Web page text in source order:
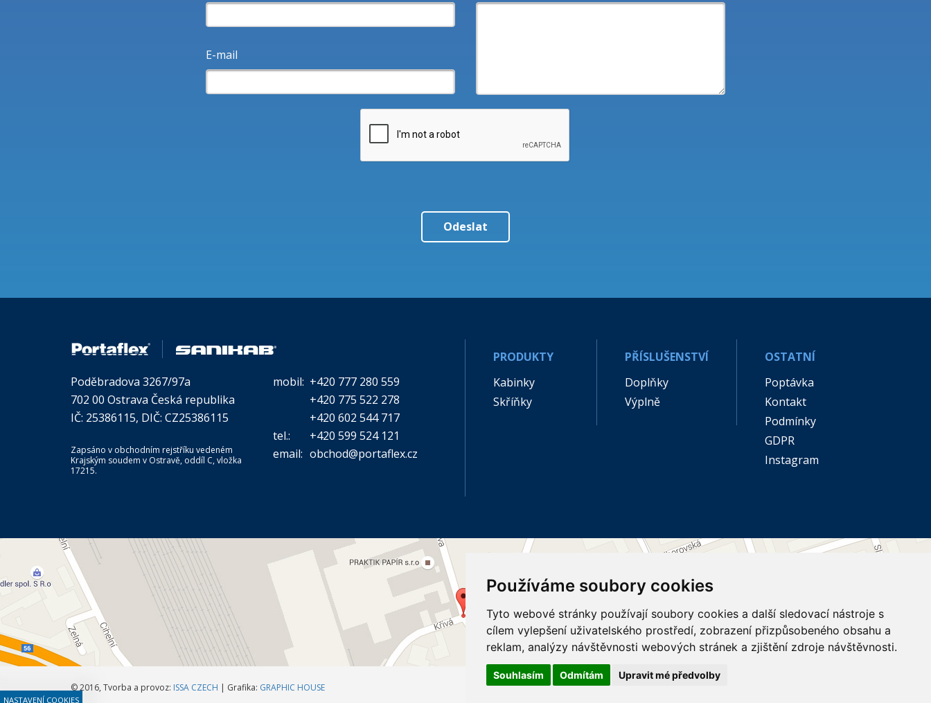
Používáme soubory cookies
Tyto webové stránky používají soubory cookies a další sledovací nástroje s
cílem vylepšení uživatelského prostředí, zobrazení přizpůsobeného obsahu a
reklam, analýzy návštěvnosti webových stránek a zjištění zdroje návštěvnosti.
Souhlasím Odmítám Upravit mé předvolby
NASTAVENÍ COOKIES
E-mail
Poděbradova 3267/97a
702 00 Ostrava Česká republika
IČ: 25386115, DIČ: CZ25386115
Zapsáno v obchodním rejstříku vedeném
Krajským soudem v Ostravě, oddíl C, vložka
17215.
mobil: +420 777 280 559
+420 775 522 278
+420 602 544 717
tel.:
+420 599 524 121
email: obchod@portaflex.cz
PRODUKTY
Kabinky
Skříňky
PŘÍSLUŠENSTVÍ
Doplňky
Výplně
OSTATNÍ
Poptávka
Kontakt
Podmínky
GDPR
Instagram
© 2016, Tvorba a provoz: ISSA CZECH | Grafika: GRAPHIC HOUSE